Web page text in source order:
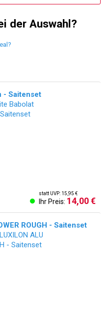
der Auswahl?
- Saitenset
statt UVP: 15,95 €
Ihr Preis: 14,00 €
ROUGH - Saitenset